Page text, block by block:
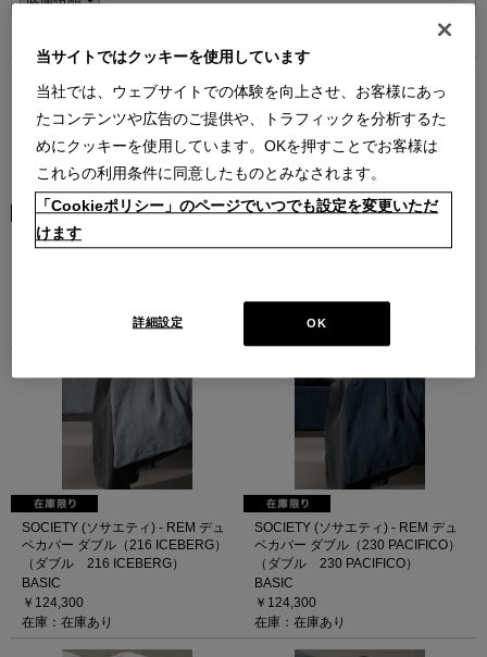
件あります
SOCIETY (ソサエティ) - REM デュ
在庫：残りわずか
SOCIETY (ソサエティ) - REM デュ
ベカバー ダブル（216 ICEBERG）
（ダブル 216 ICEBERG）
BASIC
￥124,300
在庫：在庫あり
SOCIETY (ソサエティ) - REM デュ
ベカバー ダブル（230 PACIFICO）
（ダブル 230 PACIFICO）
BASIC
￥124,300
在庫：在庫あり
当サイトではクッキーを使用しています
当社では、ウェブサイトでの体験を向上させ、お客様にあっ
たコンテンツや広告のご提供や、トラフィックを分析するた
めにクッキーを使用しています。OKを押すことでお客様は
これらの利用条件に同意したものとみなされます。
「Cookieポリシー」のページでいつでも設定を変更いただ
けます
OK
詳細設定